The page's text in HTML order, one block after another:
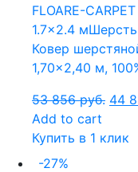
FLOARE-
1.7x2.4 мШерсть
Ковер
1,70×2,40 м,
53 856руб. 44
Add to cart
Купить в 1 клик
-27%